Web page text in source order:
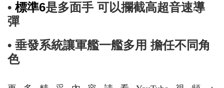
• 標準6是多面手 可以攔截高超音速導
彈
• 垂發系統讓軍艦一艦多用 擔任不同角
色